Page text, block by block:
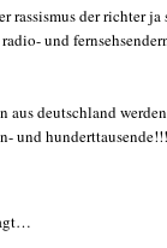
rassismus der richter
und
aus deutschland
und